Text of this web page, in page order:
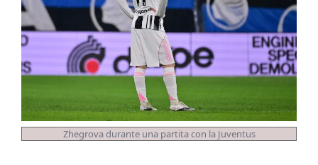
Zhegrova durante una partita con la Juventus